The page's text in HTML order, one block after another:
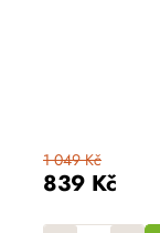
839 Kč
1 049 Kč